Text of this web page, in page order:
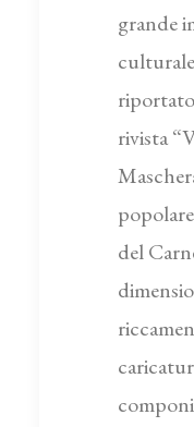
grande
rivista
del